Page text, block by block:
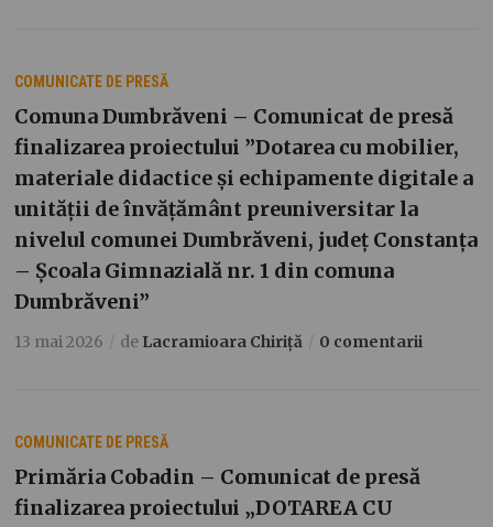
COMUNICATE DE PRESĂ
Comuna Dumbrăveni – Comunicat de presă
finalizarea proiectului ”Dotarea cu mobilier,
materiale didactice și echipamente digitale a
unității de învățământ preuniversitar la
nivelul comunei Dumbrăveni, județ Constanța
– Școala Gimnazială nr. 1 din comuna
Dumbrăveni”
13 mai 2026 de Lacramioara Chiriță 0 comentarii
COMUNICATE DE PRESĂ
Primăria Cobadin – Comunicat de presă
finalizarea proiectului „DOTAREA CU